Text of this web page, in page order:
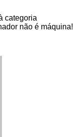
categoria
não é máquina!